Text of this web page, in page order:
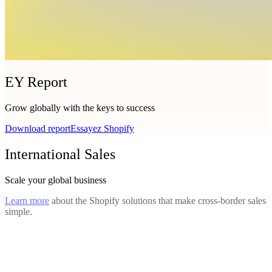
EY Report
Grow globally with the keys to success
Download reportEssayez Shopify
International Sales
Scale your global business
Learn more about the Shopify solutions that make cross-border sales
simple.